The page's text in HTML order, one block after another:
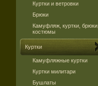
Куртки и ветровки
Брюки
Камуфляж, куртки, брюки,
костюмы
Куртки
Камуфляжные куртки
Куртки милитари
Бушлаты